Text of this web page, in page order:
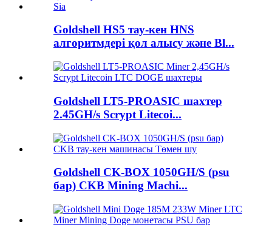
Goldshell HS5 тау-кен HNS
алгоритмдері қол алысу және Bl...
Goldshell LT5-PROASIC шахтер
2.45GH/s Scrypt Litecoi...
Goldshell CK-BOX 1050GH/S (psu
бар) CKB Mining Machi...